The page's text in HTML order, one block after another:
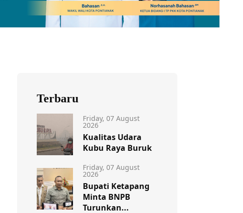
Terbaru
Friday, 07 August
2026
Kualitas Udara
Kubu Raya Buruk
Friday, 07 August
2026
Bupati Ketapang
Minta BNPB
Turunkan...